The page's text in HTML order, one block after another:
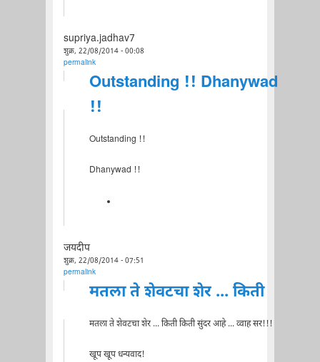
supriya.jadhav7
शुक्र, 22/08/2014 - 00:08
permalink
Outstanding !! Dhanywad
!!
Outstanding !!
Dhanywad !!
जयदीप
शुक्र, 22/08/2014 - 07:51
permalink
मतला ते शेवटचा शेर ... किती
मतला ते शेवटचा शेर ... किती किती सुंदर आहे ... व्वाह सर!!!
खूप खूप धन्यवाद!